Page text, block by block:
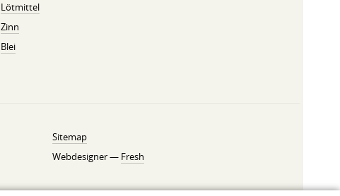
Lötmittel
Zinn
Blei
Sitemap
Webdesigner — Fresh